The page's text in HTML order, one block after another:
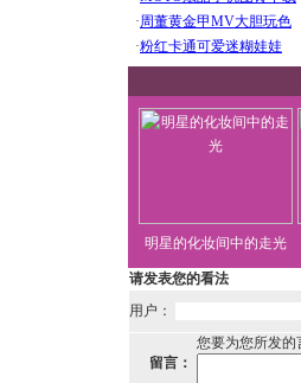
明星的化妆间中的走光
请发表您的看法
用户：
您要为您所发的
留言：